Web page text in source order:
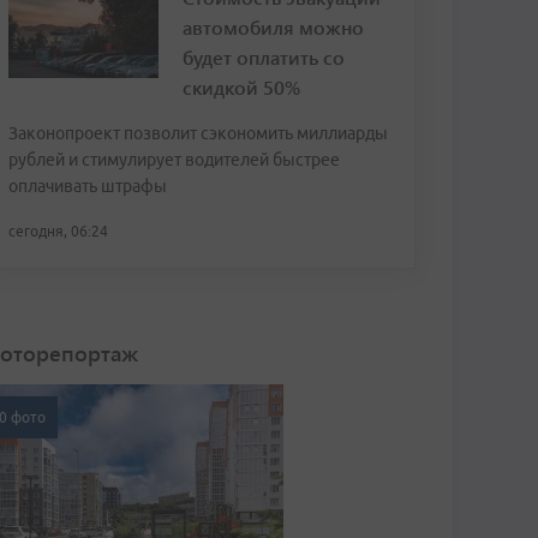
автомобиля можно
будет оплатить со
скидкой 50%
Законопроект позволит сэкономить миллиарды
рублей и стимулирует водителей быстрее
оплачивать штрафы
сегодня, 06:24
фото